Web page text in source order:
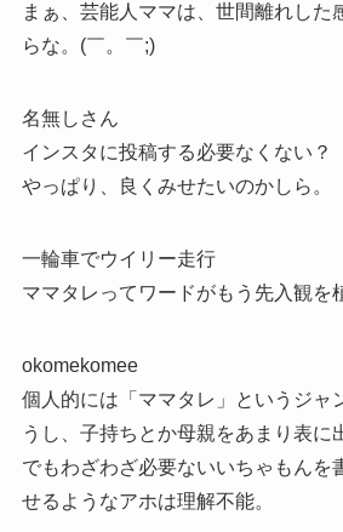
まぁ、芸能人ママは、世間離れした
らな。(￣。￣;)
名無しさん
インスタに投稿する必要なくない？
やっぱり、良くみせたいのかしら。
一輪車でウイリー走行
ママタレってワードがもう先入観を
okomekomee
個人的には「ママタレ」というジャ
うし、子持ちとか母親をあまり表に
でもわざわざ必要ないいちゃもんを
せるようなアホは理解不能。